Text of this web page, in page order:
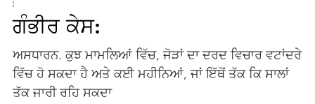
ਗੰਭੀਰ ਕੇਸ:
ਅਸਧਾਰਨ. ਕੁਝ ਮਾਮਲਿਆਂ ਵਿੱਚ, ਜੋੜਾਂ ਦਾ ਦਰਦ ਵਿਚਾਰ ਵਟਾਂਦਰੇ
ਵਿੱਚ ਹੋ ਸਕਦਾ ਹੈ ਅਤੇ ਕਈ ਮਹੀਨਿਆਂ, ਜਾਂ ਇੱਥੋਂ ਤੱਕ ਕਿ ਸਾਲਾਂ
ਤੱਕ ਜਾਰੀ ਰਹਿ ਸਕਦਾ